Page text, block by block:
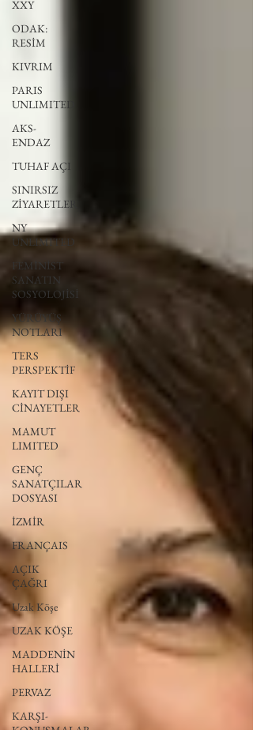
XXY
ODAK:
RESİM
KIVRIM
PARIS
UNLIMITED
AKS-
ENDAZ
TUHAF AÇI
SINIRSIZ
ZİYARETLER
NY
UNLIMITED
FEMİNİST
SANATIN
SOSYOLOJİSİ
YÜRÜYÜŞ
NOTLARI
TERS
PERSPEKTİF
KAYIT DIŞI
CİNAYETLER
MAMUT
LIMITED
GENÇ
SANATÇILAR
DOSYASI
İZMİR
FRANÇAIS
AÇIK
ÇAĞRI
Uzak Köşe
UZAK KÖŞE
MADDENİN
HALLERİ
PERVAZ
KARŞI-